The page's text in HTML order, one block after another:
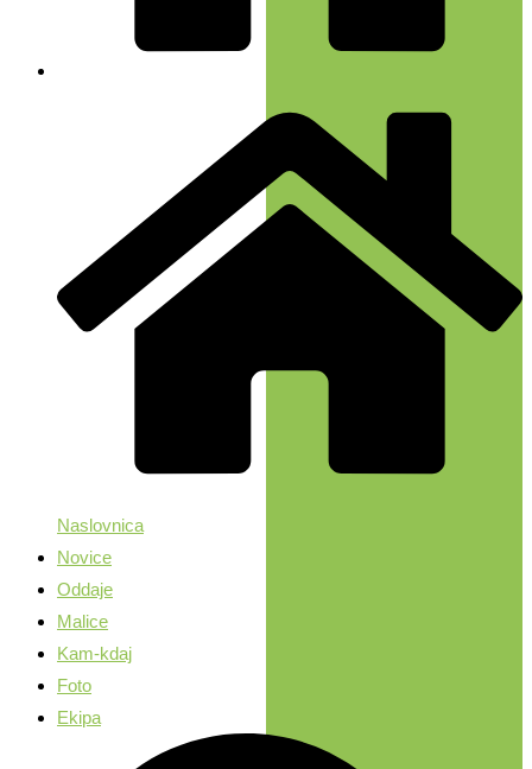
Naslovnica
Novice
Oddaje
Malice
Kam-kdaj
Foto
Ekipa